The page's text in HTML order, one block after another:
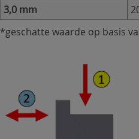
3,0 mm
*geschatte waarde op basis